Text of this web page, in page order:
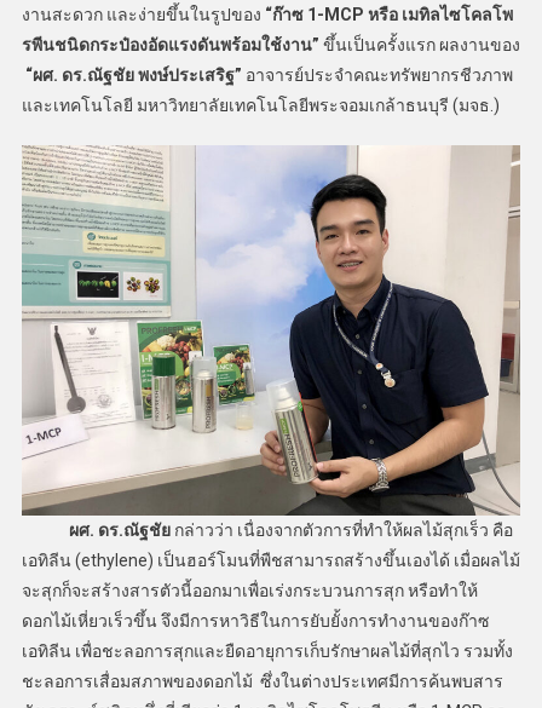
งานสะดวก และง่ายขึ้นในรูปของ “ก๊าซ 1-MCP หรือ เมทิลไซโคลโพ
รพีนชนิดกระป๋องอัดแรงดันพร้อมใช้งาน” ขึ้นเป็นครั้งแรก ผลงานของ
“ผศ. ดร.ณัฐชัย พงษ์ประเสริฐ” อาจารย์ประจำคณะทรัพยากรชีวภาพ
และเทคโนโลยี มหาวิทยาลัยเทคโนโลยีพระจอมเกล้าธนบุรี (มจธ.)
ผศ. ดร.ณัฐชัยกล่าวว่า เนื่องจากตัวการที่ทำให้ผลไม้สุกเร็ว คือ
เอทิลีน (ethylene) เป็นฮอร์โมนที่พืชสามารถสร้างขึ้นเองได้ เมื่อผลไม้
จะสุกก็จะสร้างสารตัวนี้ออกมาเพื่อเร่งกระบวนการสุก หรือทำให้
ดอกไม้เหี่ยวเร็วขึ้น จึงมีการหาวิธีในการยับยั้งการทำงานของก๊าซ
เอทิลีน เพื่อชะลอการสุกและยืดอายุการเก็บรักษาผลไม้ที่สุกไว รวมทั้ง
ชะลอการเสื่อมสภาพของดอกไม้ ซึ่งในต่างประเทศมีการค้นพบสาร